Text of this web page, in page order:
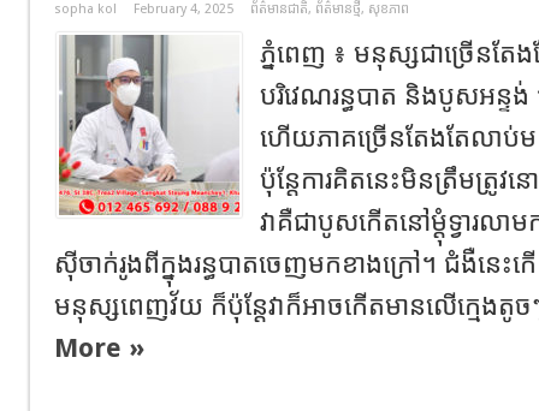
sopha kol February 4, 2025 ព័ត៌មានជាតិ, ព័ត៌មានថ្មី, សុខភាព
ភ្នំពេញ ៖ មនុស្សជាច្រើនត
បរិវេណរន្ធបាត និងបូសអន្ទ
ហើយភាគច្រើនតែងតែលាប់
ប៉ុន្តែការគិតនេះមិនត្រឹមត្រូវ
វាគឺជាបូសកើតនៅម្ដុំទ្វារល
ស៊ីចាក់រូងពីក្នុងរន្ធបាតចេញមកខាងក្រៅ។ ជំងឺនេះក
មនុស្សពេញវ័យ ក៏ប៉ុន្តែវាក៏អាចកើតមានលើក្មេងតូ
More »